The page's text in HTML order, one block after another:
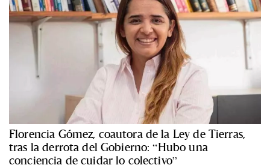
Florencia Gómez, coautora de la Ley de Tierras,
tras la derrota del Gobierno: “Hubo una
conciencia de cuidar lo colectivo”